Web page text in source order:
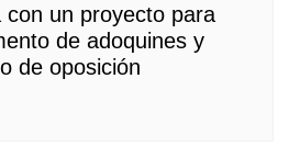
con un proyecto para
de adoquines y
de oposición